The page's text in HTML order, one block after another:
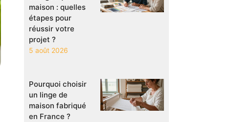
maison : quelles
étapes pour
réussir votre
projet ?
5 août 2026
Pourquoi choisir
un linge de
maison fabriqué
en France ?